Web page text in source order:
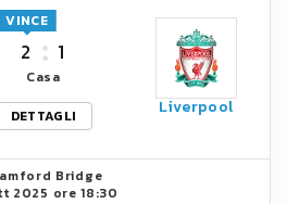
2
VINCE
1
Casa
DETTAGLI
Liverpool
Bridge
2025 ore 18:30